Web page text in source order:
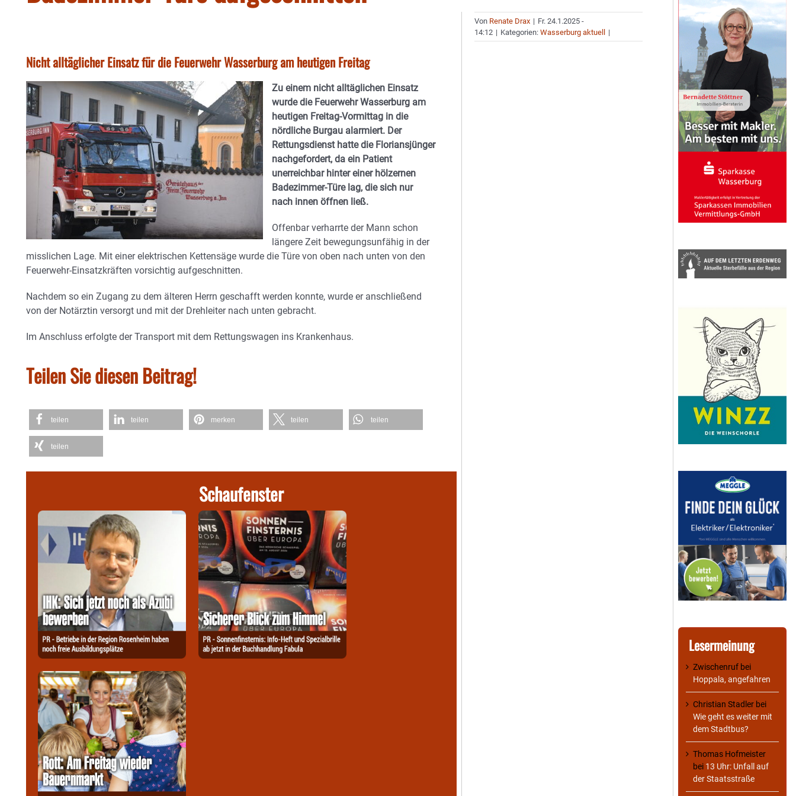
Nicht alltäglicher Einsatz für die Feuerwehr Wasserburg am heutigen Freitag
Zu einem nicht alltäglichen Einsatz
wurde die Feuerwehr Wasserburg am
heutigen Freitag-Vormittag in die
nördliche Burgau alarmiert. Der
Rettungsdienst hatte die Floriansjünger
nachgefordert, da ein Patient
unerreichbar hinter einer hölzernen
Badezimmer-Türe lag, die sich nur
nach innen öffnen ließ.
Offenbar verharrte der Mann schon
längere Zeit bewegungsunfähig in der
misslichen Lage. Mit einer elektrischen Kettensäge wurde die Türe von oben nach unten von den
Feuerwehr-Einsatzkräften vorsichtig aufgeschnitten.
Nachdem so ein Zugang zu dem älteren Herrn geschafft werden konnte, wurde er anschließend
von der Notärztin versorgt und mit der Drehleiter nach unten gebracht.
Im Anschluss erfolgte der Transport mit dem Rettungswagen ins Krankenhaus.
Teilen Sie diesen Beitrag!
teilen teilen merken teilen teilen
teilen
Schaufenster
Von Renate Drax | Fr. 24.1.2025 -
14:12 | Kategorien:Wasserburg aktuell |
Lesermeinung
Zwischenruf bei
Hoppala, angefahren
Christian Stadler bei
Wie geht es weiter mit
dem Stadtbus?
Thomas Hofmeister
bei 13 Uhr: Unfall auf
der Staatsstraße